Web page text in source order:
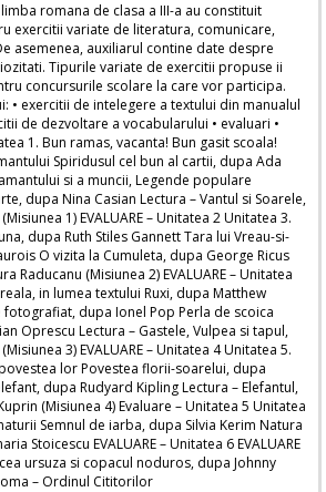
romana de clasa a III-a au constituit
exercitii variate de literatura, comunicare,
asemenea, auxiliarul contine date despre
Tipurile variate de exercitii propuse ii
concursurile scolare la care vor participa.
• exercitii de intelegere a textului din manualul
de dezvoltare a vocabularului • evaluari •
1. Bun ramas, vacanta! Bun gasit scoala!
Spiridusul cel bun al cartii, dupa Ada
si a muncii, Legende populare
dupa Nina Casian Lectura – Vantul si Soarele,
1) EVALUARE – Unitatea 2 Unitatea 3.
dupa Ruth Stiles Gannett Tara lui Vreau-si-
O vizita la Cumuleta, dupa George Ricus
Raducanu (Misiunea 2) EVALUARE – Unitatea
in lumea textului Ruxi, dupa Matthew
dupa Ionel Pop Perla de scoica
Oprescu Lectura – Gastele, Vulpea si tapul,
3) EVALUARE – Unitatea 4 Unitatea 5.
lor Povestea florii-soarelui, dupa
dupa Rudyard Kipling Lectura – Elefantul,
(Misiunea 4) Evaluare – Unitatea 5 Unitatea
Semnul de iarba, dupa Silvia Kerim Natura
Stoicescu EVALUARE – Unitatea 6 EVALUARE
ursuza si copacul noduros, dupa Johnny
– Ordinul Cititorilor